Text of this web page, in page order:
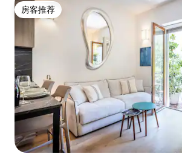
房客推荐
房客推荐